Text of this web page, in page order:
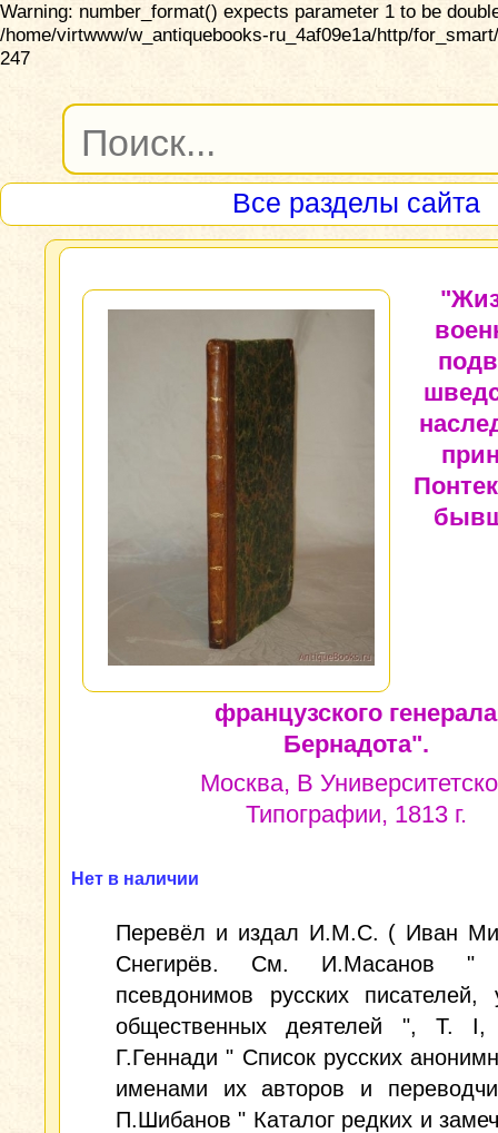
Warning: number_format() expects parameter 1 to be
/home/virtwww/w_antiquebooks-ru_4af09e1a/http/
247
Все разделы сайта
французского генерала
Бернадота".
Москва, В
Типографии, 1813 г.
Нет в наличии
Перевёл и издал И.М.С. ( Иван
Снегирёв. См. И.Масанов "
псевдонимов русских писателей,
общественных деятелей ", Т.
Г.Геннади " Список русских
именами их авторов и
П.Шибанов " Каталог редких и